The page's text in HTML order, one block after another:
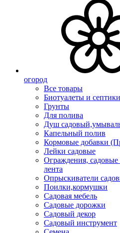
огород
Все товары
Биотуалеты и септики
Грунты
Для полива
Душ
Капельный полив
Кормовые добавки
Лейки садовые
Ограждения,
лента
Опрыскиватели
Поилки,кормушки
Садовая мебель
Садовые дорожки
Садовый декор
Садовый инструмент